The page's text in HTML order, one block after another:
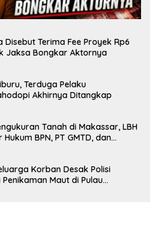
Terima Fee Proyek Rp6
Jaksa Bongkar Aktornya
Terduga Pelaku
Akhirnya Ditangkap
Tanah di Makassar, LBH
BPN, PT GMTD, dan
Korban Desak Polisi
Maut di Pulau